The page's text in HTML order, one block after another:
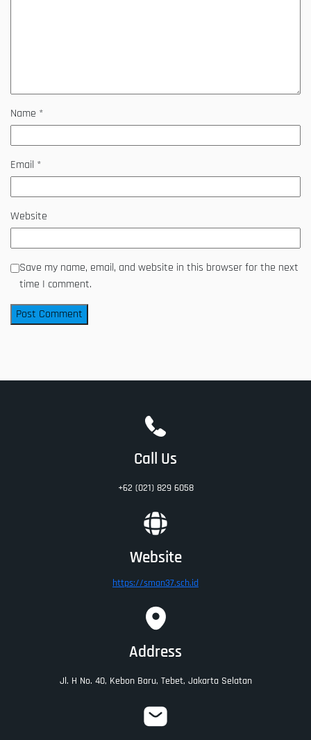
Name *
Email *
Website
Save my name, email, and website in this browser for the next
time I comment.
Call Us
+62 (021) 829 6058
Website
https://sman37.sch.id
Address
Jl. H No. 40, Kebon Baru, Tebet, Jakarta Selatan